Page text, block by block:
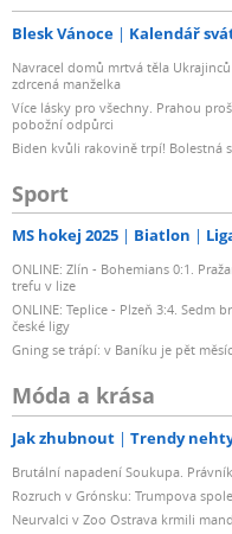
Blesk Vánoce Kalendář
Navracel domů mrtvá těla
zdrcená manželka
Více lásky pro všechny. Prahou
pobožní odpůrci
Biden kvůli rakovině trpí! Bolestná
Sport
MS hokej 2025 Biatlon
ONLINE: Zlín - Bohemians 0:1.
trefu v lize
ONLINE: Teplice - Plzeň 3:4. Sedm
české ligy
Gning se trápí: v Baníku je pět
Móda a krása
Jak zhubnout Trendy
Brutální napadení Soukupa.
Rozruch v Grónsku: Trumpova
Neurvalci v Zoo Ostrava krmili